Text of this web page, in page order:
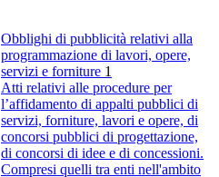
Obblighi di pubblicità relativi alla
programmazione di lavori, opere,
servizi e forniture 1
Atti relativi alle procedure per
l’affidamento di appalti pubblici di
servizi, forniture, lavori e opere, di
concorsi pubblici di progettazione,
di concorsi di idee e di concessioni.
Compresi quelli tra enti nell'ambito